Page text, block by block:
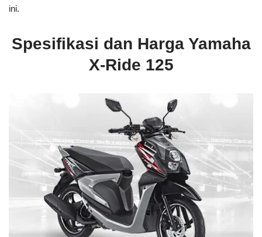
ini.
Spesifikasi dan Harga Yamaha
X-Ride 125